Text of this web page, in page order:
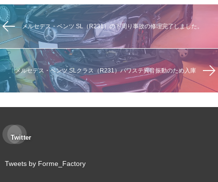
メルセデス・ベンツ SL（R231）の下周り事故の修理完了しました。
メルセデス・ベンツ SLクラス（R231）パワステ異音振動のため入庫
Twitter
Tweets by Forme_Factory